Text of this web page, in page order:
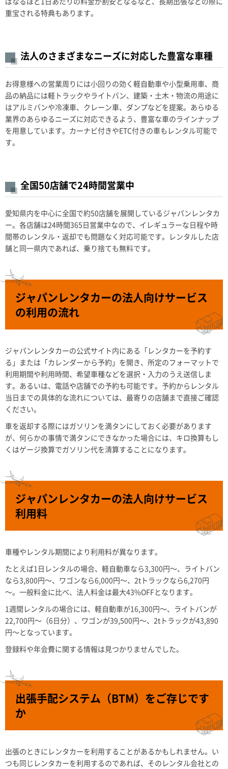
重宝される特典もあります。
法人のさまざまなニーズに対応した豊富な車種
お得意様への営業周りには小回りの効く軽自動車や小型乗用車、商
品の納品には軽トラックやライトバン、建築・土木・物流の用途に
はアルミバンや冷凍車、クレーン車、ダンプなどを提案。あらゆる
業界のあらゆるニーズに対応できるよう、豊富な車のラインナップ
を用意しています。カーナビ付きやETC付きの車もレンタル可能で
す。
全国50店舗で24時間営業中
愛知県内を中心に全国で約50店舗を展開しているジャパンレンタカ
ー。各店舗は24時間365日営業中なので、イレギュラーな日程や時
間帯のレンタル・返却でも問題なく対応可能です。レンタルした店
舗と同一県内であれば、乗り捨ても無料です。
ジャパンレンタカーの法人向けサービス
の利用の流れ
ジャパンレンタカーの公式サイト内にある「レンタカーを予約す
る」または「カレンダーから予約」を開き、所定のフォーマットで
利用期間や利用時間、希望車種などを選択・入力のうえ送信しま
す。あるいは、電話や店舗での予約も可能です。予約からレンタル
当日までの具体的な流れについては、最寄りの店舗まで直接ご確認
ください。
車を返却する際にはガソリンを満タンにしておく必要があります
が、何らかの事情で満タンにできなかった場合には、キロ換算もし
くはゲージ換算でガソリン代を清算することになります。
ジャパンレンタカーの法人向けサービス
利用料
車種やレンタル期間により利用料が異なります。
たとえば1日レンタルの場合、軽自動車なら3,300円～、ライトバン
なら3,800円～、ワゴンなら6,000円～、2tトラックなら6,270円
～。一般料金に比べ、法人料金は最大43%OFFとなります。
1週間レンタルの場合には、軽自動車が16,300円～、ライトバンが
22,700円～（6日分）、ワゴンが39,500円～、2tトラックが43,890
円～となっています。
登録料や年会費に関する情報は見つかりませんでした。
出張手配システム（BTM）をご存じです
か
出張のときにレンタカーを利用することがあるかもしれません。い
つも同じレンタカーを利用するのであれば、そのレンタル会社との